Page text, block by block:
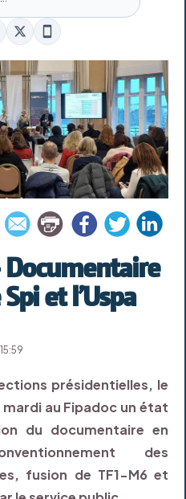
Documentaire
et l’Uspa
présidentielles, le
mardi au Fipadoc un état
du documentaire en
des
fusion de TF1-M6 et